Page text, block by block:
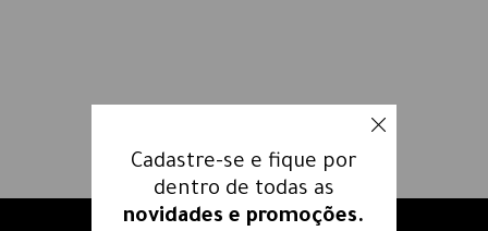
Cadastre-se e fique por
dentro de todas as
novidades e promoções.